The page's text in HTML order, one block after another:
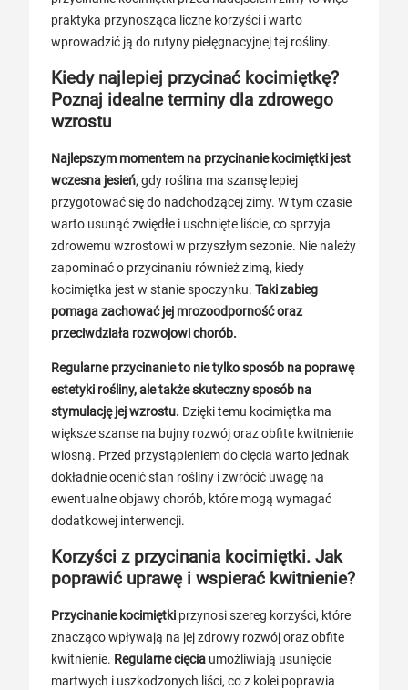
praktyka przynosząca liczne korzyści i warto
wprowadzić ją do rutyny pielęgnacyjnej tej rośliny.
Kiedy najlepiej przycinać kocimiętkę?
Poznaj idealne terminy dla zdrowego
wzrostu
Najlepszym momentem na przycinanie kocimiętki jest
wczesna jesień, gdy roślina ma szansę lepiej
przygotować się do nadchodzącej zimy. W tym czasie
warto usunąć zwiędłe i uschnięte liście, co sprzyja
zdrowemu wzrostowi w przyszłym sezonie. Nie należy
zapominać o przycinaniu również zimą, kiedy
kocimiętka jest w stanie spoczynku. Taki zabieg
pomaga zachować jej mrozoodporność oraz
przeciwdziała rozwojowi chorób.
Regularne przycinanie to nie tylko sposób na poprawę
estetyki rośliny, ale także skuteczny sposób na
stymulację jej wzrostu. Dzięki temu kocimiętka ma
większe szanse na bujny rozwój oraz obfite kwitnienie
wiosną. Przed przystąpieniem do cięcia warto jednak
dokładnie ocenić stan rośliny i zwrócić uwagę na
ewentualne objawy chorób, które mogą wymagać
dodatkowej interwencji.
Korzyści z przycinania kocimiętki. Jak
poprawić uprawę i wspierać kwitnienie?
Przycinanie kocimiętki przynosi szereg korzyści, które
znacząco wpływają na jej zdrowy rozwój oraz obfite
kwitnienie. Regularne cięcia umożliwiają usunięcie
martwych i uszkodzonych liści, co z kolei poprawia